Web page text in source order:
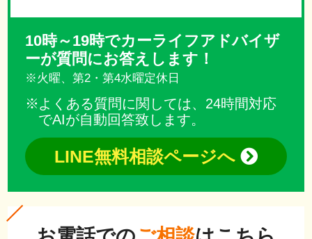
10時～19時でカーライフアドバイザ
ーが質問にお答えします！
※火曜、第2・第4水曜定休日
よくある質問に関しては、24時間対応
でAIが自動回答致します。
LINE無料相談ページへ